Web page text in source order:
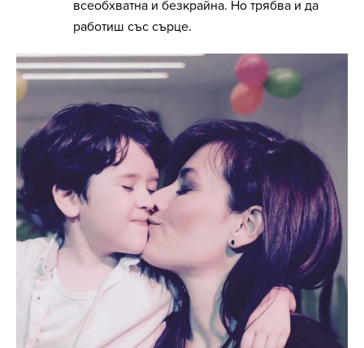
всеобхватна и безкрайна. Но трябва и да
работиш със сърце.